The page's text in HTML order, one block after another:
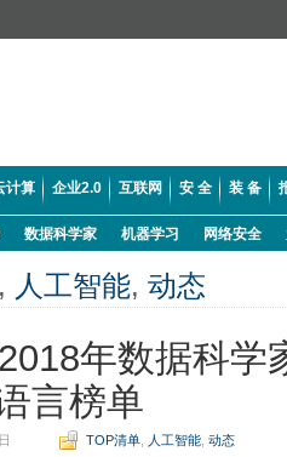
计算 企业2.0 互联网 安 全 装 备
数据科学家 机器学习 网络安全
, 人工智能, 动态
年数据科学
言榜单
TOP清单 人工智能 动态